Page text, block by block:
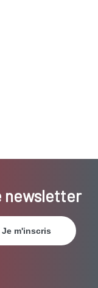
newsletter